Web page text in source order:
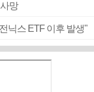
망
닉스 ETF 이후 발생"